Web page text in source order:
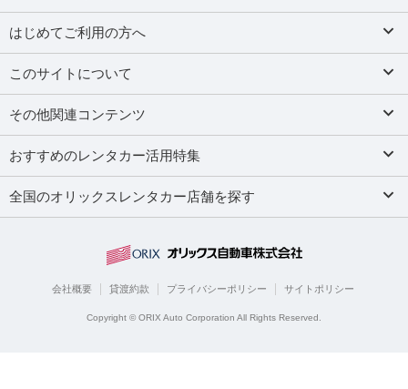
はじめてご利用の方へ
このサイトについて
その他関連コンテンツ
おすすめのレンタカー活用特集
全国のオリックスレンタカー店舗を探す
会社概要 貸渡約款 プライバシーポリシー サイトポリシー
Copyright © ORIX Auto Corporation All Rights Reserved.